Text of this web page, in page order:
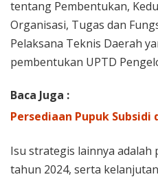
tentang Pembentukan,
Organisasi, Tugas dan
Pelaksana Teknis Daerah
pembentukan UPTD
Baca Juga :
Persediaan Pupuk Subsidi
Isu strategis lainnya adalah
tahun 2024, serta